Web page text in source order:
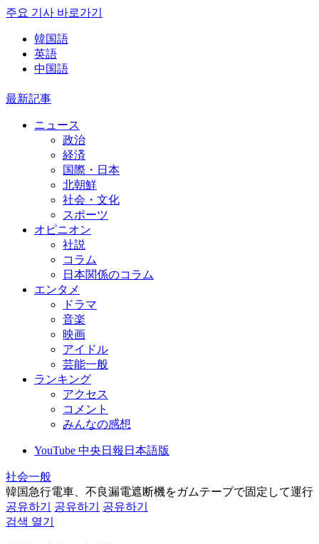
주요 기사 바로가기
韓国語
英語
中国語
最新記事
ニュース
政治
経済
国際・日本
北朝鮮
社会・文化
スポーツ
オピニオン
社説
コラム
日本関係のコラム
エンタメ
ドラマ
音楽
映画
アイドル
芸能一般
ランキング
アクセス
コメント
みんなの感想
YouTube 中央日報日本語版
社会一般
韓国急行電車、不良漏電遮断機をガムテープで固定して運行
공유하기
공유하기
공유하기
검색 열기